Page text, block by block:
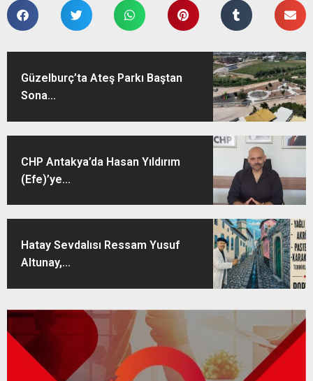
Güzelburç’ta Ateş Parkı Baştan
Sona...
CHP Antakya’da Hasan Yıldırım
(Efe)’ye...
Hatay Sevdalısı Ressam Yusuf
Altunay,...